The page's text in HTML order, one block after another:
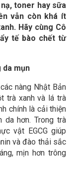
toner hay sữa
vẫn còn khá ít
Hãy cùng Cô
tế bào chết từ
da mụn
nàng Nhật Bản
trà xanh và lá trà
chính là cải thiện
da hơn. Trong trà
vật EGCG giúp
và đào thải sắc
mịn hơn trông